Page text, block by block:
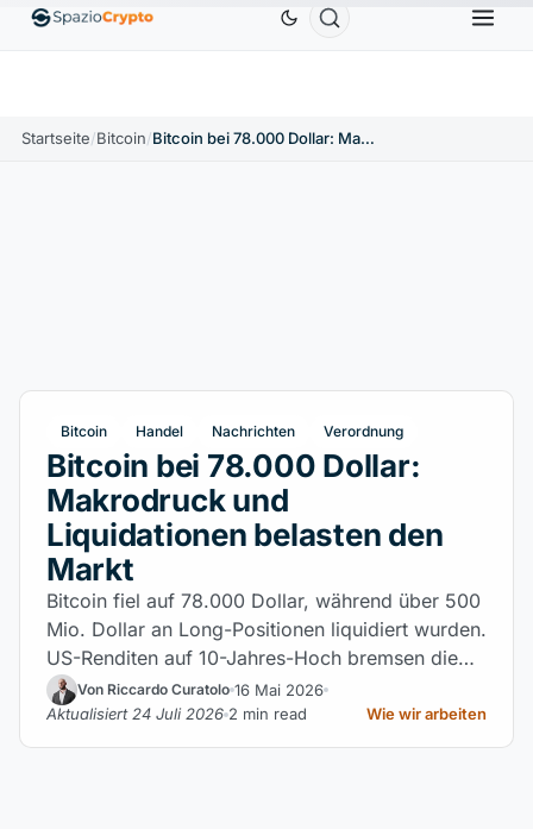
EthereumETH1.880,58 $ Tether USDT BNB
Startseite/Bitcoin/ Bitcoin bei 78.000 Dollar: Makrodruck und Liquidationen belasten den Markt
Bitcoin Handel Nachrichten Verordnung
Bitcoin bei 78.000 Dollar:
Makrodruck und
Liquidationen belasten den
Markt
Bitcoin fiel auf 78.000 Dollar, während über 500
Mio. Dollar an Long-Positionen liquidiert wurden.
US-Renditen auf 10-Jahres-Hoch bremsen die…
Von Riccardo Curatolo 16 Mai 2026
Aktualisiert 24 Juli 2026 2 min read Wie wir arbeiten